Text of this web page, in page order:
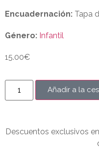
Encuadernación: Tapa
Género: Infantil
15.00€
Añadir a la
Descuentos exclusivos